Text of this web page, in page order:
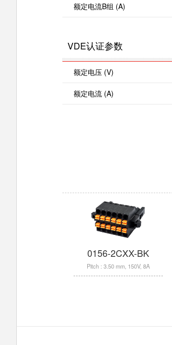
额定电流B组 (A)
VDE认证参数
额定电压 (V)
额定电流 (A)
0156-2CXX-BK
Pitch : 3.50 mm, 150V, 8A